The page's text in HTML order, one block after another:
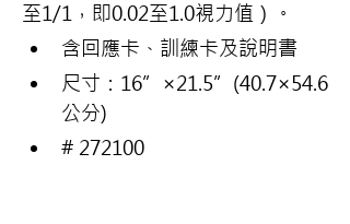
至1/1，即0.02至1.0視力值）。
含回應卡、訓練卡及說明書
尺寸：16”×21.5”(40.7×54.6
公分)
# 272100